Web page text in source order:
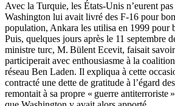
Avec la Turquie, les États-Unis n’eurent
Washington lui avait livré des F-16 pour
population, Ankara les utilisa en 1999 pour
Puis, quelques jours après le 11 septembre
ministre turc, M. Bülent Ecevit, faisait
participerait avec enthousiasme à la
réseau Ben Laden. Il expliqua à cette
contracté une dette de gratitude à l’égard
remontait à sa propre « guerre antiterroriste